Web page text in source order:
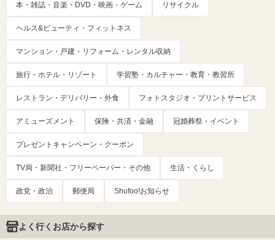
本・雑誌・音楽・DVD・映画・ゲーム リサイクル
ヘルス&ビューティ・フィットネス
マンション・戸建・リフォーム・レンタル収納
旅行・ホテル・リゾート 学習塾・カルチャー・教育・教習所
レストラン・デリバリー・外食 フォトスタジオ・プリントサービス
アミューズメント 保険・共済・金融 冠婚葬祭・イベント
プレゼントキャンペーン・クーポン
TV局・新聞社・フリーペーパー・その他 生活・くらし
政党・政治 郵便局 Shufoo!お知らせ
よく行くお店から探す